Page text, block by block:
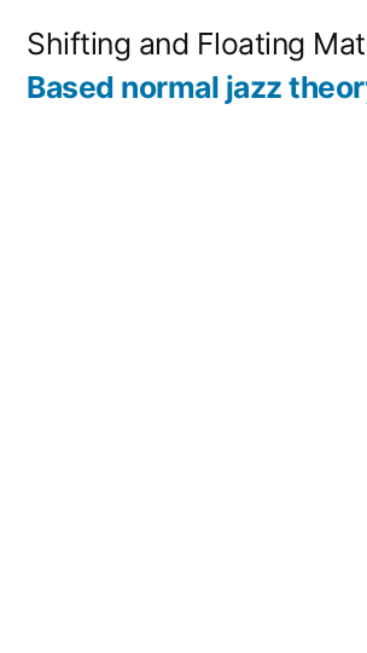
Shifting and Floating
Based normal jazz